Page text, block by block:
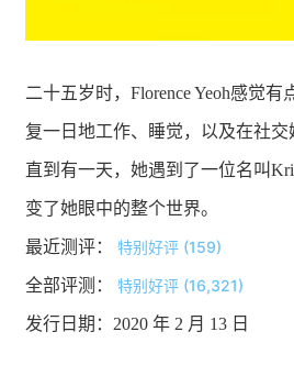
二十五岁时，Florence Yeoh感觉有
复一日地工作、睡觉，以及在社交
直到有一天，她遇到了一位名叫
变了她眼中的整个世界。
最近测评： 特别好评 (159)
全部评测： 特别好评 (16,321)
发行日期：2020 年 2 月 13 日